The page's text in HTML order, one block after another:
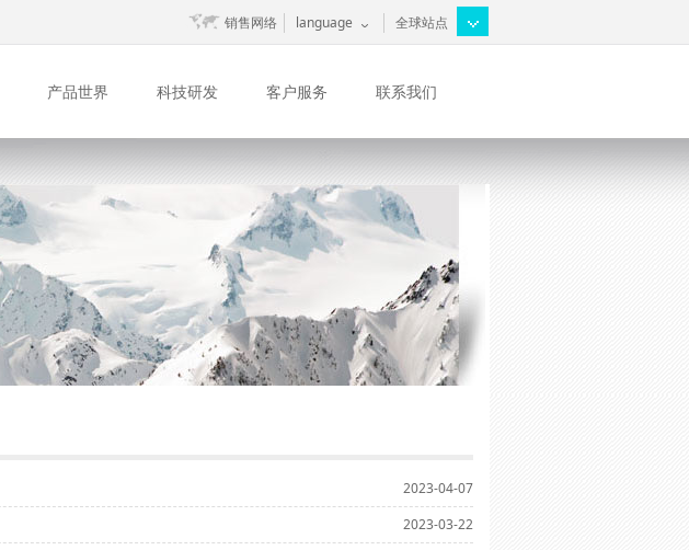
销售网络 language 全球站点
产品世界 科技研发 客户服务 联系我们
2023-04-07
2023-03-22